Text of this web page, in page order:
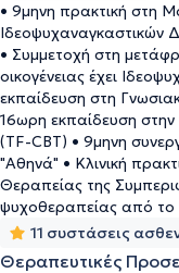
• 9μηνη πρακτική στη
Ιδεοψυχαναγκαστικών
• Συμμετοχή στη
οικογένειας έχει
εκπαίδευση στη
16ωρη εκπαίδευση
(TF-CBT) • 9μηνη
"Αθηνά" • Κλινική
Θεραπείας της
ψυχοθεραπείας από το
11 συστάσεις
Θεραπευτικές